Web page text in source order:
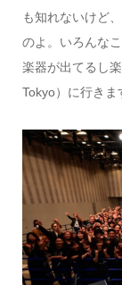
も知れないけど
のよ。いろんな
楽器が出てるし
Tokyo）に行きま